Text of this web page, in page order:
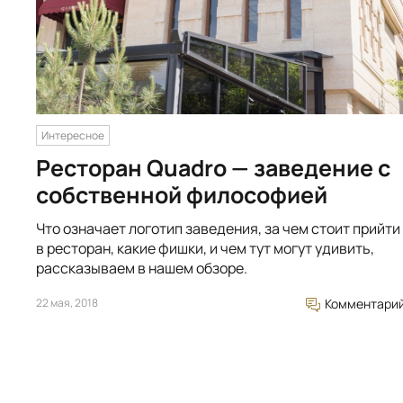
Интересное
Ресторан Quadro — заведение с
собственной философией
Что означает логотип заведения, за чем стоит прийти
в ресторан, какие фишки, и чем тут могут удивить,
рассказываем в нашем обзоре.
22 мая, 2018